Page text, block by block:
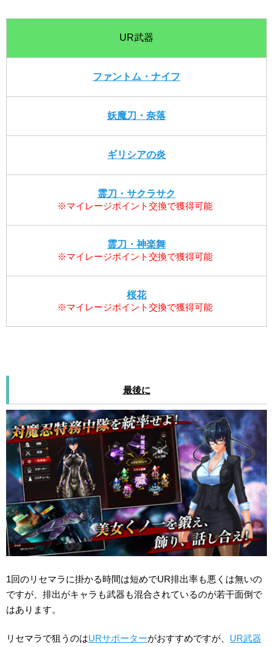
UR武器
ファントム・ナイフ
妖魔刀・奈落
ギリシアの炎
霊刀・サクラサク
※マイレージポイント交換で獲得可能
霊刀・神楽舞
※マイレージポイント交換で獲得可能
桜花
※マイレージポイント交換で獲得可能
最後に
1回のリセマラに掛かる時間は短めでUR排出率も悪くは無いの
ですが、排出がキャラも武器も混合されているのが若干面倒で
はあります。
リセマラで狙うのはURサポーターがおすすめですが、 UR武器